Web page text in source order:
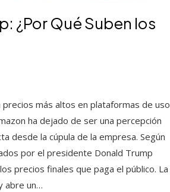
¿Por Qué Suben los
más altos en plataformas de uso
ha dejado de ser una percepción
desde la cúpula de la empresa. Según
por el presidente Donald Trump
precios finales que paga el público. La
abre un…